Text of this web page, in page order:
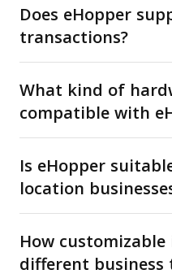
Does eHopper
transactions?
What kind of
compatible with
Is eHopper
location
How
different business